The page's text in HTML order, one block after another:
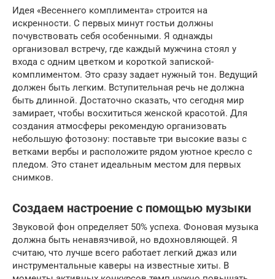
Идея «Весеннего комплимента» строится на
искренности. С первых минут гостьи должны
почувствовать себя особенными. Я однажды
организовал встречу, где каждый мужчина стоял у
входа с одним цветком и короткой запиской-
комплиментом. Это сразу задает нужный тон. Ведущий
должен быть легким. Вступительная речь не должна
быть длинной. Достаточно сказать, что сегодня мир
замирает, чтобы восхититься женской красотой. Для
создания атмосферы рекомендую организовать
небольшую фотозону: поставьте три высокие вазы с
ветками вербы и расположите рядом уютное кресло с
пледом. Это станет идеальным местом для первых
снимков.
Создаем настроение с помощью музыки
Звуковой фон определяет 50% успеха. Фоновая музыка
должна быть ненавязчивой, но вдохновляющей. Я
считаю, что лучше всего работает легкий джаз или
инструментальные каверы на известные хиты. В